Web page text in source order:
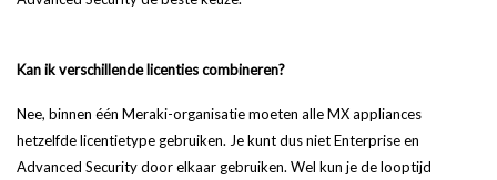
Kan ik verschillende licenties combineren?
Nee, binnen één Meraki-organisatie moeten alle MX appliances
hetzelfde licentietype gebruiken. Je kunt dus niet Enterprise en
Advanced Security door elkaar gebruiken. Wel kun je de looptijd